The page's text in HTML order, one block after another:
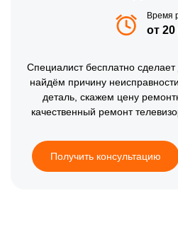
Время
от
Специалист бесплатно сделает
найдём причину
деталь, скажем цену
качественный ремонт
Получить консультацию